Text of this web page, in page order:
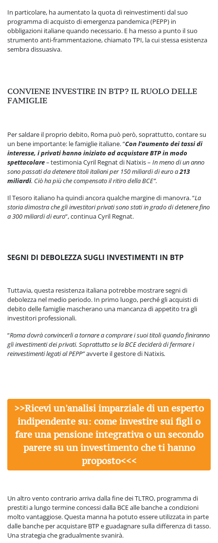
In particolare, ha aumentato la quota di reinvestimenti dal suo
programma di acquisto di emergenza pandemica (PEPP) in
obbligazioni italiane quando necessario. E ha messo a punto il suo
strumento anti-frammentazione, chiamato TPI, la cui stessa esistenza
sembra dissuasiva.
CONVIENE INVESTIRE IN BTP? IL RUOLO DELLE
FAMIGLIE
Per saldare il proprio debito, Roma può però, soprattutto, contare su
un bene importante: le famiglie italiane. “Con l’aumento dei tassi di
interesse, i privati hanno iniziato adacquistare BTP in modo
spettacolare–testimonia Cyril Regnat di Natixis – In meno di un anno
sono passati da detenere titoli italiani per 150 miliardi di euro a213
miliardi. Ciò ha più che compensato il ritiro della BCE”.
Il Tesoro italiano ha quindi ancora qualche margine di manovra. “La
storia dimostra che gli investitori privati sono stati in grado di detenere fino
a 300 miliardi di euro“, continua Cyril Regnat.
SEGNI DI DEBOLEZZA SUGLI INVESTIMENTI IN BTP
Tuttavia, questa resistenza italiana potrebbe mostrare segni di
debolezza nel medio periodo. In primo luogo, perché gli acquisti di
debito delle famiglie mascherano una mancanza di appetito tra gli
investitori professionali.
“Roma dovrà convincerli a tornare a comprare i suoi titoli quando finiranno
gli investimenti dei privati. Soprattutto se la BCE deciderà di fermare i
reinvestimenti legati al PEPP”avverte il gestore di Natixis.
>>Ricevi un'analisi imparziale di un esperto
indipendente su: come investire sui figli o
fare una pensione integrativa o un secondo
parere su un investimento che ti hanno
proposto<<<
Un altro vento contrario arriva dalla fine dei TLTRO, programma di
prestiti a lungo termine concessi dalla BCE alle banche a condizioni
molto vantaggiose. Questa manna ha potuto essere utilizzata in parte
dalle banche per acquistare BTP e guadagnare sulla differenza di tasso.
Una strategia che gradualmente svanirà.